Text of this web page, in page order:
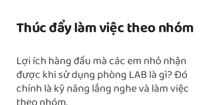
Thúc đẩy làm việc theo nhóm
Lợi ích hàng đầu mà các em nhỏ nhận
được khi sử dụng phòng LAB là gì? Đó
chính là kỹ năng lắng nghe và làm việc